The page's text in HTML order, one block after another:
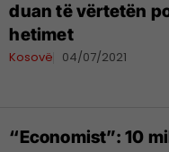
duan të vërtetën
hetimet
Kosovë 04/07/2021
“Economist”: 10